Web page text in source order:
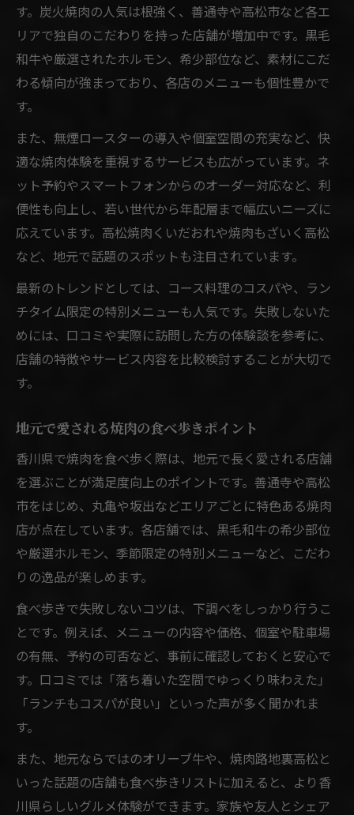
す。炭火焼肉の人気は根強く、善通寺や高松市など各エ
リアで独自のこだわりを持った店舗が増加中です。黒毛
和牛や厳選されたホルモン、希少部位など、素材にこだ
わる傾向が強まっており、各店のメニューも個性豊かで
す。
また、無煙ロースターの導入や個室空間の充実など、快
適な焼肉体験を重視するサービスも広がっています。ネ
ット予約やスマートフォンからのオーダー対応など、利
便性も向上し、若い世代から年配層まで幅広いニーズに
応えています。高松焼肉くいだおれや焼肉もざいく高松
など、地元で話題のスポットも注目されています。
最新のトレンドとしては、コース料理のコスパや、ラン
チタイム限定の特別メニューも人気です。失敗しないた
めには、口コミや実際に訪問した方の体験談を参考に、
店舗の特徴やサービス内容を比較検討することが大切で
す。
地元で愛される焼肉の食べ歩きポイント
香川県で焼肉を食べ歩く際は、地元で長く愛される店舗
を選ぶことが満足度向上のポイントです。善通寺や高松
市をはじめ、丸亀や坂出などエリアごとに特色ある焼肉
店が点在しています。各店舗では、黒毛和牛の希少部位
や厳選ホルモン、季節限定の特別メニューなど、こだわ
りの逸品が楽しめます。
食べ歩きで失敗しないコツは、下調べをしっかり行うこ
とです。例えば、メニューの内容や価格、個室や駐車場
の有無、予約の可否など、事前に確認しておくと安心で
す。口コミでは「落ち着いた空間でゆっくり味わえた」
「ランチもコスパが良い」といった声が多く聞かれま
す。
また、地元ならではのオリーブ牛や、焼肉路地裏高松と
いった話題の店舗も食べ歩きリストに加えると、より香
川県らしいグルメ体験ができます。家族や友人とシェア